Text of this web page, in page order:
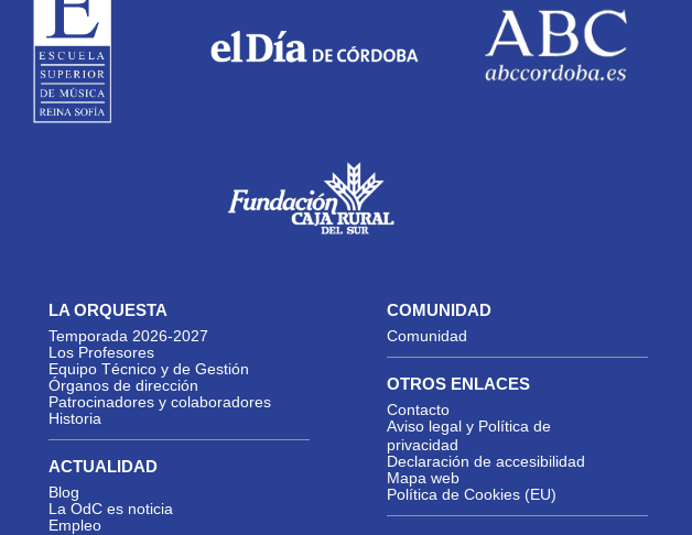
LA ORQUESTA
Temporada 2026-2027
Los Profesores
Equipo Técnico y de Gestión
Órganos de dirección
Patrocinadores y colaboradores
Historia
ACTUALIDAD
Blog
La OdC es noticia
Empleo
COMUNIDAD
Comunidad
OTROS ENLACES
Contacto
Aviso legal y Política de
privacidad
Declaración de accesibilidad
Mapa web
Política de Cookies (EU)